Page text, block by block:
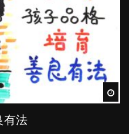
有法該制止還是放手？
out又得唔得？
語抑或口語講故
女也必如何？